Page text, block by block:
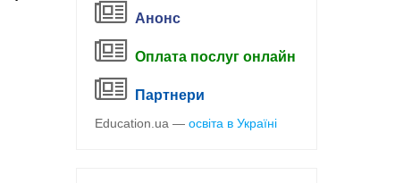
Анонс
Оплата послуг онлайн
Партнери
Education.ua — освіта в Україні